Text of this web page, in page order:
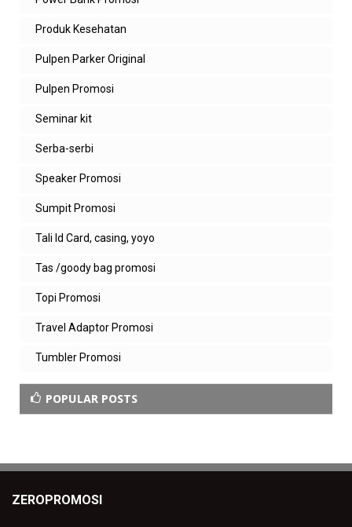
Produk Kesehatan
Pulpen Parker Original
Pulpen Promosi
Seminar kit
Serba-serbi
Speaker Promosi
Sumpit Promosi
Tali Id Card, casing, yoyo
Tas /goody bag promosi
Topi Promosi
Travel Adaptor Promosi
Tumbler Promosi
POPULAR POSTS
ZEROPROMOSI